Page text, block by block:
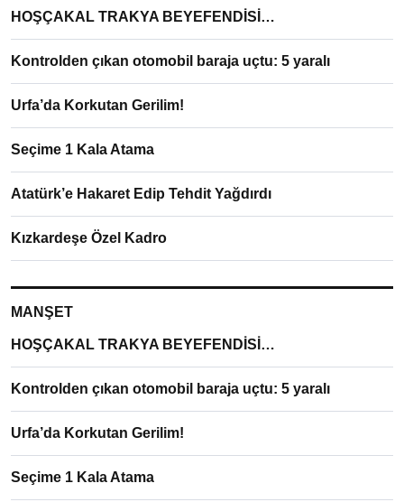
HOŞÇAKAL TRAKYA BEYEFENDİSİ…
Kontrolden çıkan otomobil baraja uçtu: 5 yaralı
Urfa’da Korkutan Gerilim!
Seçime 1 Kala Atama
Atatürk’e Hakaret Edip Tehdit Yağdırdı
Kızkardeşe Özel Kadro
MANŞET
HOŞÇAKAL TRAKYA BEYEFENDİSİ…
Kontrolden çıkan otomobil baraja uçtu: 5 yaralı
Urfa’da Korkutan Gerilim!
Seçime 1 Kala Atama